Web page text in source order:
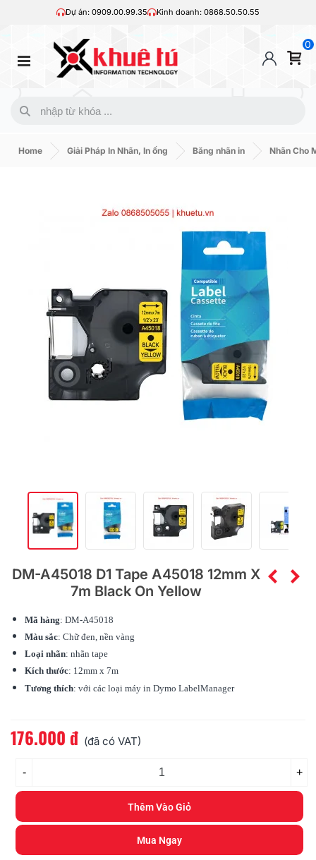
Dự án: 0909.00.99.35 Kinh doanh: 0868.50.50.55
0
Home Giải Pháp In Nhãn, In ống Băng nhãn in Nhãn Cho
DM-A45018 D1 Tape A45018 12mm X
7m Black On Yellow
Mã hàng: DM-A45018
Màu sắc: Chữ đen, nền vàng
Loại nhãn: nhãn tape
Kích thước: 12mm x 7m
Tương thích: với các loại máy in Dymo LabelManager
Đọc thêm
176.000 đ (đã có VAT)
- +
Thêm Vào Giỏ
Mua Ngay